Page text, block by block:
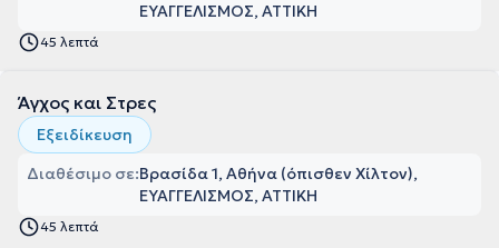
ΕΥΑΓΓΕΛΙΣΜΟΣ, ΑΤΤΙΚΗ
45 λεπτά
Άγχος και Στρες
Εξειδίκευση
Διαθέσιμο σε:Βρασίδα 1, Αθήνα (όπισθεν Χίλτον),
ΕΥΑΓΓΕΛΙΣΜΟΣ, ΑΤΤΙΚΗ
45 λεπτά